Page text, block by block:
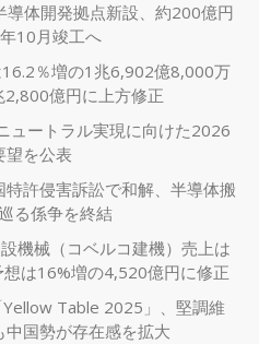
導体開発拠点新設、約200億円
10月竣工へ
％増の1兆6,902億8,000万
億円に上方修正
ュートラル実現に向けた2026
望を公表
許侵害訴訟で和解、半導体搬
る係争を終結
機械（コベルコ建機）売上は
は16%増の4,520億円に修正
Table 2025」、堅調維
国勢が存在感を拡大